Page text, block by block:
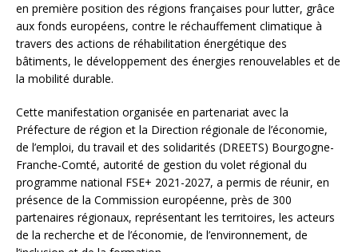
en première position des régions françaises pour lutter, grâce
aux fonds européens, contre le réchauffement climatique à
travers des actions de réhabilitation énergétique des
bâtiments, le développement des énergies renouvelables et de
la mobilité durable.
Cette manifestation organisée en partenariat avec la
Préfecture de région et la Direction régionale de l’économie,
de l’emploi, du travail et des solidarités (DREETS) Bourgogne-
Franche-Comté, autorité de gestion du volet régional du
programme national FSE+ 2021-2027, a permis de réunir, en
présence de la Commission européenne, près de 300
partenaires régionaux, représentant les territoires, les acteurs
de la recherche et de l’économie, de l’environnement, de